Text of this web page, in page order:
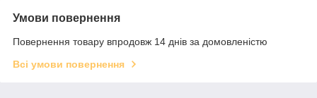
Умови повернення
Повернення товару впродовж 14 днів за домовленістю
Всі умови повернення